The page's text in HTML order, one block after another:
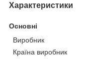
Характеристики
Основні
Виробник
Країна виробник